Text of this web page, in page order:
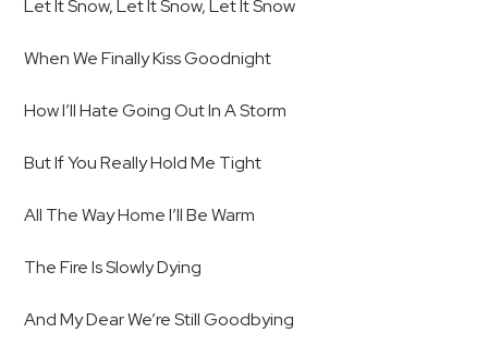
Let It Snow, Let It Snow, Let It Snow
When We Finally Kiss Goodnight
How I’ll Hate Going Out In A Storm
But If You Really Hold Me Tight
All The Way Home I’ll Be Warm
The Fire Is Slowly Dying
And My Dear We’re Still Goodbying